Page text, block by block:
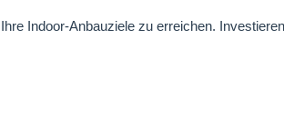
Indoor-Anbauziele zu erreichen.